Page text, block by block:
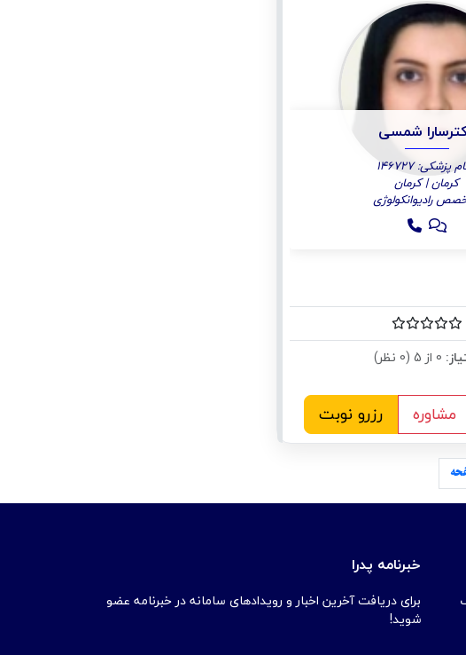
شمسی
پزشکی: 146727
کرمان | کرمان
رادیوانکولوژی
مشاوره رزرو نوبت
خبرنامه پدرا
برای دریافت آخرین اخبار و رویدادهای سامانه در خبرنامه عضو
شوید!